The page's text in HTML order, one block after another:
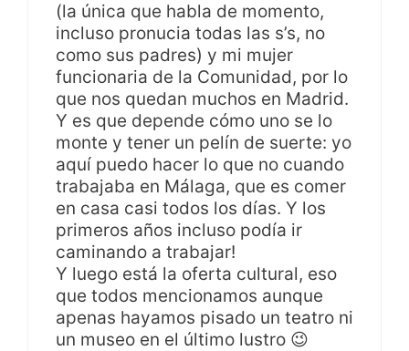
(la única que habla de momento,
incluso pronucia todas las s’s, no
como sus padres) y mi mujer
funcionaria de la Comunidad, por lo
que nos quedan muchos en Madrid.
Y es que depende cómo uno se lo
monte y tener un pelín de suerte: yo
aquí puedo hacer lo que no cuando
trabajaba en Málaga, que es comer
en casa casi todos los días. Y los
primeros años incluso podía ir
caminando a trabajar!
Y luego está la oferta cultural, eso
que todos mencionamos aunque
apenas hayamos pisado un teatro ni
un museo en el último lustro 😉